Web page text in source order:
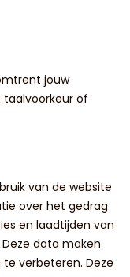
jouw
taalvoorkeur of
van de website
over het gedrag
en laadtijden van
data maken
verbeteren. Deze